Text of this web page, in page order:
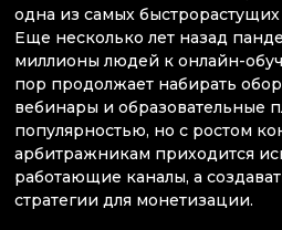
одна из самых
Еще несколько лет назад
миллионы людей к онлайн-
пор продолжает набирать
вебинары и образовательные
популярностью, но с ростом
арбитражникам приходится
работающие каналы, а
стратегии для монетизации.